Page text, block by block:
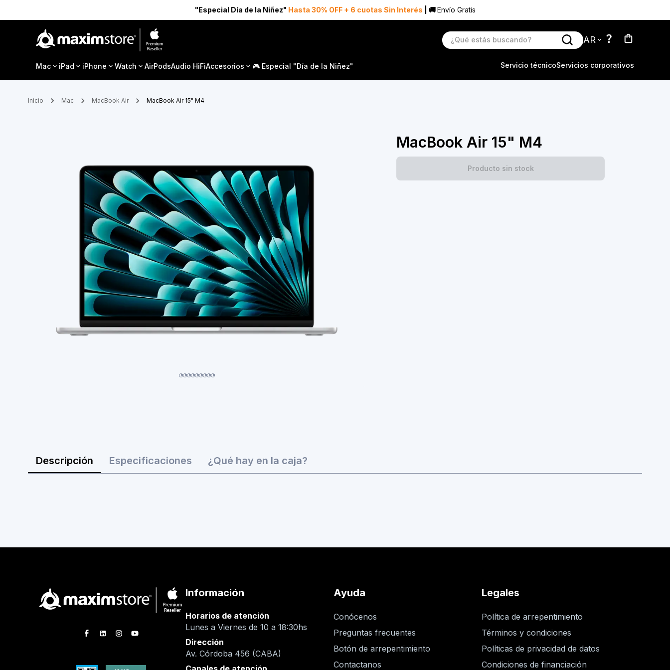
"Especial Día de la Niñez" Hasta 30% OFF + 6 cuotas Sin Interés | 🚚Envío Gratis
AR
Mac iPad iPhone Watch AirPodsAudio HiFiAccesorios 🎮 Especial "Día de la Niñez" Servicio técnicoServicios corporativos
Inicio Mac MacBook Air MacBook Air 15" M4
MacBook Air 15" M4
Producto sin stock
Descripción Especificaciones ¿Qué hay en la caja?
Información
Horarios de atención
Lunes a Viernes de 10 a 18:30hs
Dirección
Av. Córdoba 456 (CABA)
Ayuda
Conócenos
Preguntas frecuentes
Botón de arrepentimiento
Contactanos
Legales
Política de arrepentimiento
Términos y condiciones
Políticas de privacidad de datos
Condiciones de financiación